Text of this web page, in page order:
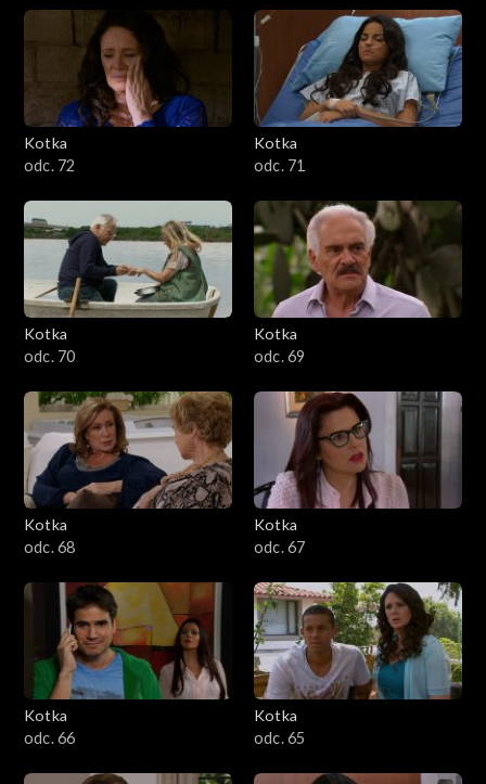
Kotka
odc. 72
Kotka
odc. 71
Kotka
odc. 70
Kotka
odc. 69
Kotka
odc. 68
Kotka
odc. 67
Kotka
odc. 66
Kotka
odc. 65